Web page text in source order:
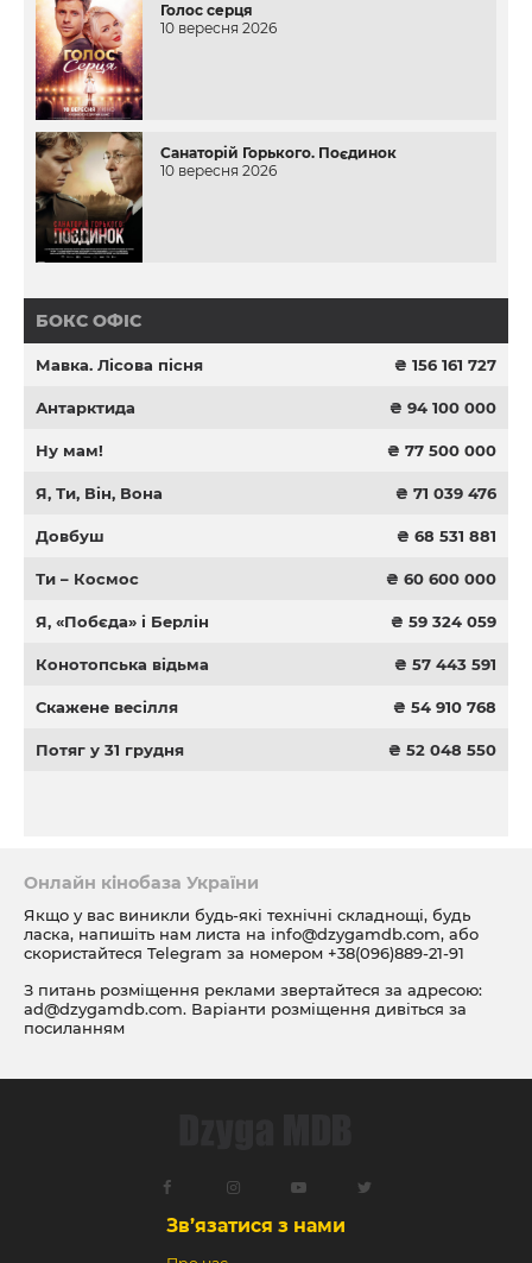
Голос серця
10 вересня 2026
Санаторій Горького. Поєдинок
10 вересня 2026
БОКС ОФІС
Мавка. Лісова пісня ₴ 156 161 727
Антарктида ₴ 94 100 000
Ну мам! ₴ 77 500 000
Я, Ти, Він, Вона ₴ 71 039 476
Довбуш ₴ 68 531 881
Ти – Космос ₴ 60 600 000
Я, «Побєда» і Берлін ₴ 59 324 059
Конотопська відьма ₴ 57 443 591
Скажене весілля ₴ 54 910 768
Потяг у 31 грудня ₴ 52 048 550
Онлайн кінобаза України
Якщо у вас виникли будь-які технічні складнощі, будь
ласка, напишіть нам листа на info@dzygamdb.com, або
скористайтеся Telegram за номером +38(096)889-21-91
З питань розміщення реклами звертайтеся за адресою:
ad@dzygamdb.com. Варіанти розміщення дивіться за
посиланням
Зв’язатися з нами